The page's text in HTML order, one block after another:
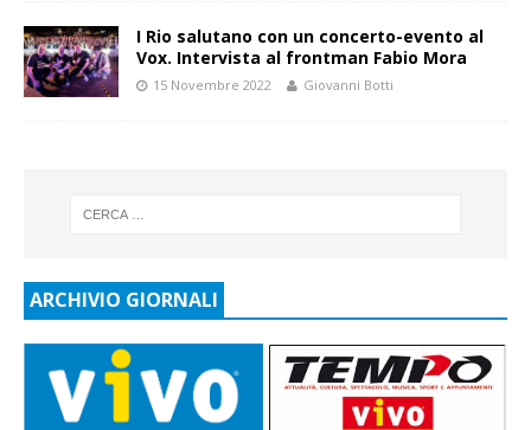
I Rio salutano con un concerto-evento al
Vox. Intervista al frontman Fabio Mora
15 Novembre 2022 Giovanni Botti
ARCHIVIO GIORNALI